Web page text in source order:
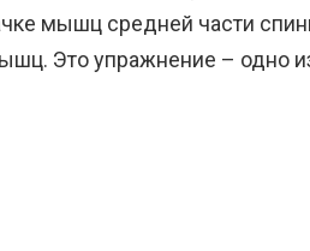
мышц средней части
Это упражнение – одно